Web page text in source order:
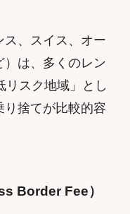
、スイス、オー
）は、多くのレン
リスク地域」とし
り捨てが比較的容
Border Fee）